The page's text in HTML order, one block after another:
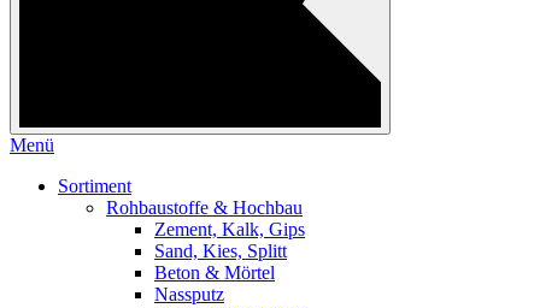
Menü
Sortiment
Rohbaustoffe & Hochbau
Zement, Kalk, Gips
Sand, Kies, Splitt
Beton & Mörtel
Nassputz